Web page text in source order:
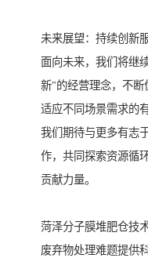
未来展望：持续创新
面向未来，我们将继
新"的经营理念，不断
适应不同场景需求的
我们期待与更多有志
作，共同探索资源循
贡献力量。
菏泽分子膜堆肥仓技
废弃物处理难题提供